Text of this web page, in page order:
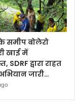
समीप बोलेरो
खाई में
SDRF द्वारा राहत
जारी…